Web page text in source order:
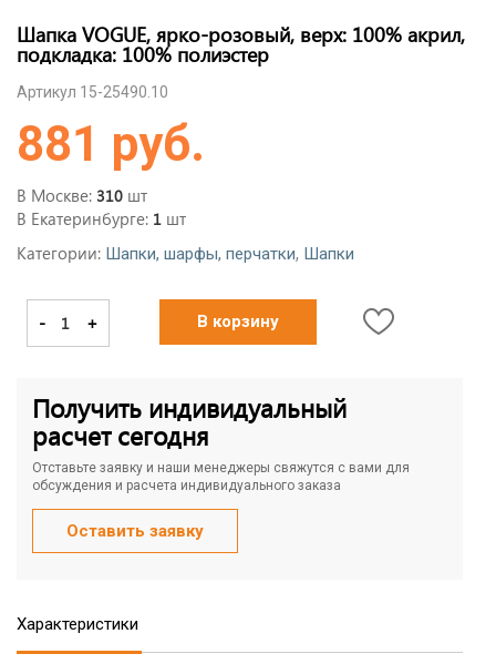
Шапка VOGUE, ярко-розовый, верх: 100% акрил,
подкладка: 100% полиэстер
Артикул 15-25490.10
881 руб.
В Москве: 310 шт
В Екатеринбурге: 1 шт
Категории: Шапки, шарфы, перчатки, Шапки
- + В корзину
Получить индивидуальный
расчет сегодня
Отставьте заявку и наши менеджеры свяжутся с вами для
обсуждения и расчета индивидуального заказа
Оставить заявку
Характеристики